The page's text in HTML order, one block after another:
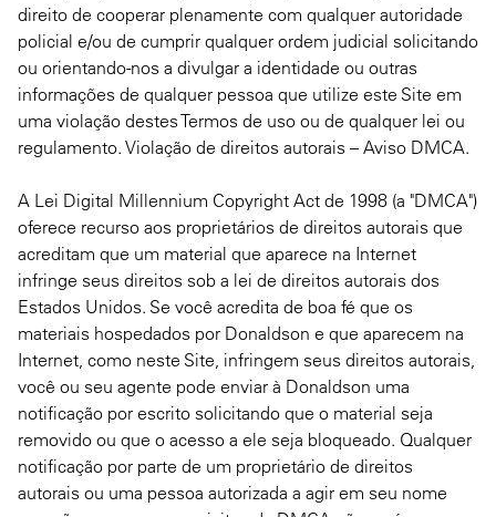
direito de cooperar plenamente com qualquer autoridade
policial e/ou de cumprir qualquer ordem judicial solicitando
ou orientando-nos a divulgar a identidade ou outras
informações de qualquer pessoa que utilize este Site em
uma violação destes Termos de uso ou de qualquer lei ou
regulamento. Violação de direitos autorais – Aviso DMCA.
A Lei Digital Millennium Copyright Act de 1998 (a "DMCA")
oferece recurso aos proprietários de direitos autorais que
acreditam que um material que aparece na Internet
infringe seus direitos sob a lei de direitos autorais dos
Estados Unidos. Se você acredita de boa fé que os
materiais hospedados por Donaldson e que aparecem na
Internet, como neste Site, infringem seus direitos autorais,
você ou seu agente pode enviar à Donaldson uma
notificação por escrito solicitando que o material seja
removido ou que o acesso a ele seja bloqueado. Qualquer
notificação por parte de um proprietário de direitos
autorais ou uma pessoa autorizada a agir em seu nome